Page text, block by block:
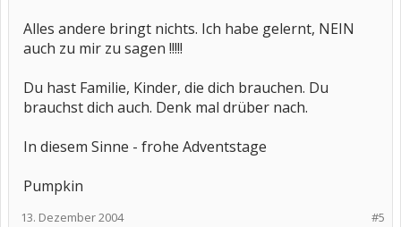
Alles andere bringt nichts. Ich habe gelernt, NEIN
auch zu mir zu sagen !!!!!
Du hast Familie, Kinder, die dich brauchen. Du
brauchst dich auch. Denk mal drüber nach.
In diesem Sinne - frohe Adventstage
Pumpkin
#5
13. Dezember 2004